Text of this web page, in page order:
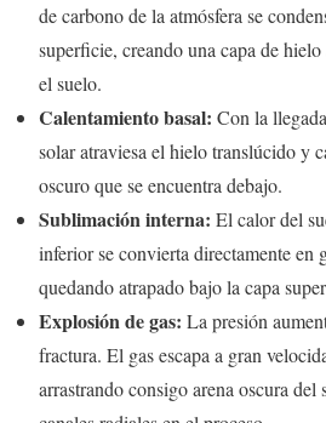
de carbono de la atmósfera se
superficie, creando una capa de
el suelo.
Calentamiento basal: Con la
solar atraviesa el hielo translúcido y
oscuro que se encuentra debajo.
Sublimación interna: El calor del
inferior se convierta directamente en
quedando atrapado bajo la capa
Explosión de gas: La presión
fractura. El gas escapa a gran
arrastrando consigo arena oscura del